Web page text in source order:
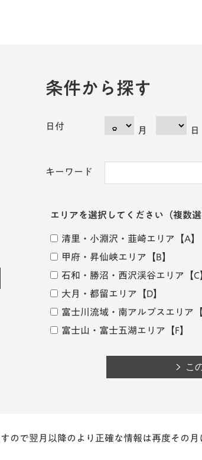
条件から探す
日付 月 日
キーワード
エリアを選択してください （複数
清里・小淵沢・韮崎エリア 【A】
甲府・昇仙峡エリア 【B】
石和・勝沼・西沢渓谷エリア 【C
大月・都留エリア 【D】
富士川流域・南アルプスエリア
富士山・富士五湖エリア 【F】
ので翌月以降のより正確な情報は再度その